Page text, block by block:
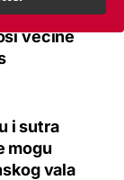
drugom
većine
i sutra
mogu
vala